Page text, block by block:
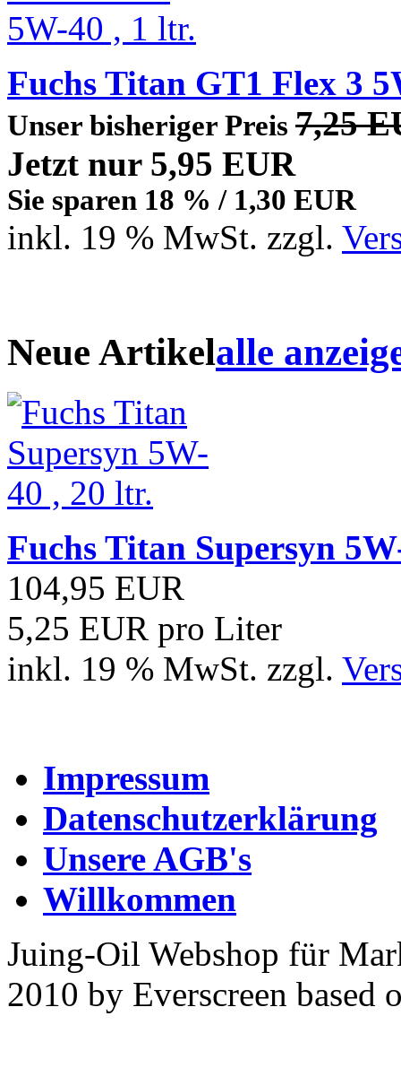
Fuchs Titan GT1 Flex 3
Unser bisheriger Preis 7,25
Jetzt nur 5,95 EUR
Sie sparen 18 % / 1,30 EUR
inkl. 19 % MwSt. zzgl.
Neue Artikelalle
Fuchs Titan Supersyn
104,95 EUR
5,25 EUR pro Liter
inkl. 19 % MwSt. zzgl.
Impressum
Datenschutzerklärung
Unsere AGB's
Willkommen
Juing-Oil Webshop für
2010 by Everscreen